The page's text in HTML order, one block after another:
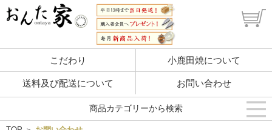
こだわり 小鹿田焼について
送料及び配送について お問い合わせ
商品カテゴリーから検索